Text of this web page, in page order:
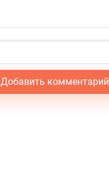
Добавить комментарий